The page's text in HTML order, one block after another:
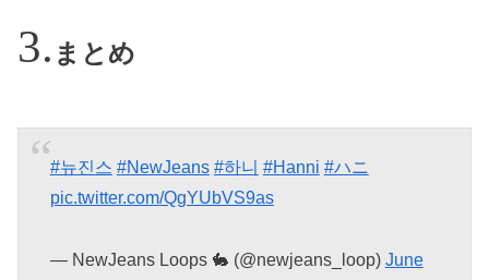
まとめ
#뉴진스 #NewJeans #하니 #Hanni #ハニ
pic.twitter.com/QgYUbVS9as
— NewJeans Loops 🐇 (@newjeans_loop) June